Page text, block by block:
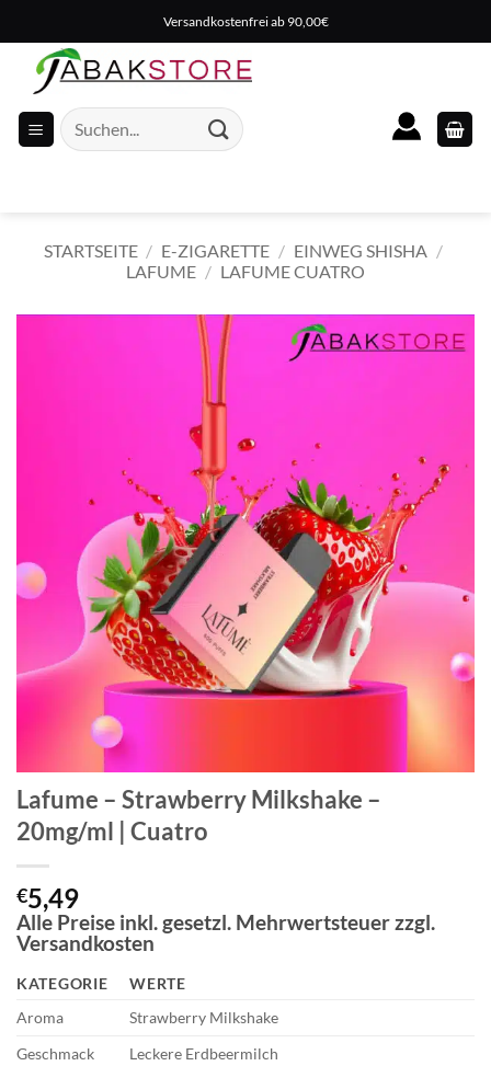
Inhalt
springen
Versandkostenfrei ab 90,00€
Suche
nach:
STARTSEITE / E-ZIGARETTE / EINWEG SHISHA /
LAFUME / LAFUME CUATRO
Lafume – Strawberry Milkshake –
20mg/ml | Cuatro
€5,49
Alle Preise inkl. gesetzl. Mehrwertsteuer zzgl.
Versandkosten
KATEGORIE
WERTE
Aroma
Strawberry Milkshake
Geschmack
Leckere Erdbeermilch